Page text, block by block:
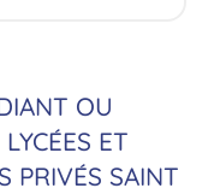
OU
ET
PRIVÉS SAINT